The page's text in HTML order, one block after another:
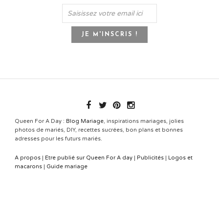
Queen For A Day : Blog Mariage, inspirations mariages, jolies
photos de mariés, DIY, recettes sucrées, bon plans et bonnes
adresses pour les futurs mariés.
A propos | Etre publié sur Queen For A day | Publicités | Logos et
macarons | Guide mariage